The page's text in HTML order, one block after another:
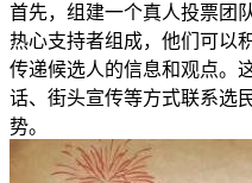
首先，组建一个真人投票团
热心支持者组成，他们可以
传递候选人的信息和观点。
话、街头宣传等方式联系选
势。